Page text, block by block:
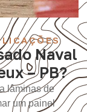
Naval
– PB?
lâminas de
um painel